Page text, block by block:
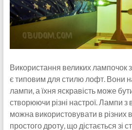
Використання великих лампочок
є типовим для стилю лофт. Вони
лампи, а їхня яскравість може
створюючи різні настрої. Лампи з
можна використовувати в різних
простого дроту, що дістається зі